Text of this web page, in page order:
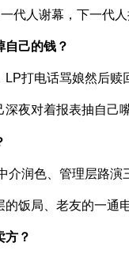
代人谢幕，下一代
自己的钱？
LP打电话骂娘然后赎
夜对着报表抽自己
介润色、管理层路演
饭局、老友的一通
方？